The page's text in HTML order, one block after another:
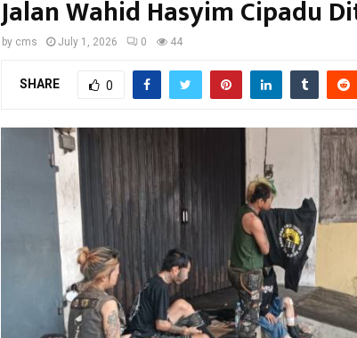
Jalan Wahid Hasyim Cipadu
by cms July 1, 2026 0 44
SHARE 0